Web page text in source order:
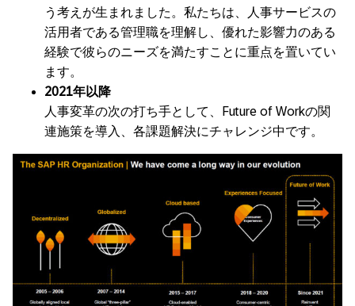
う考えが生まれました。私たちは、人事サービスの
活用者である管理職を理解し、優れた影響力のある
経験で彼らのニーズを満たすことに重点を置いてい
ます。
2021年以降
人事変革の次の打ち手として、Future of Workの関
連施策を導入、各課題解決にチャレンジ中です。